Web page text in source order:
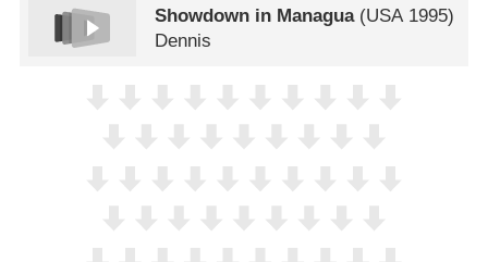
Showdown in Managua(USA 1995)
Dennis